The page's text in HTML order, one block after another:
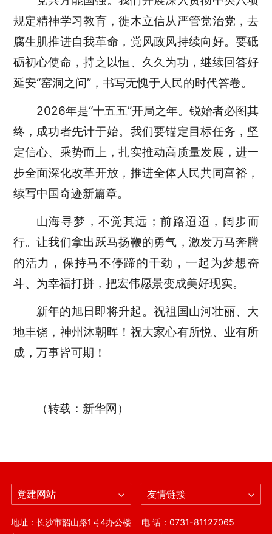
规定精神学习教育，徙木立信从严管党治党，去
腐生肌推进自我革命，党风政风持续向好。要砥
砺初心使命，持之以恒、久久为功，继续回答好
延安“窑洞之问”，书写无愧于人民的时代答卷。
2026年是“十五五”开局之年。锐始者必图其
终，成功者先计于始。我们要锚定目标任务，坚
定信心、乘势而上，扎实推动高质量发展，进一
步全面深化改革开放，推进全体人民共同富裕，
续写中国奇迹新篇章。
山海寻梦，不觉其远；前路迢迢，阔步而
行。让我们拿出跃马扬鞭的勇气，激发万马奔腾
的活力，保持马不停蹄的干劲，一起为梦想奋
斗、为幸福打拼，把宏伟愿景变成美好现实。
新年的旭日即将升起。祝祖国山河壮丽、大
地丰饶，神州沐朝晖！祝大家心有所悦、业有所
成，万事皆可期！
（转载：新华网）
党建网站 友情链接
地址：长沙市韶山路1号4办公楼
电 话：0731-81127065